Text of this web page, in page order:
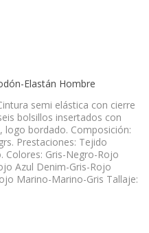
Elastán Hombre
semi elástica con cierre
bolsillos insertados con
logo bordado. Composición:
Prestaciones: Tejido
Colores: Gris-Negro-Rojo
Azul Denim-Gris-Rojo
Marino-Marino-Gris Tallaje: